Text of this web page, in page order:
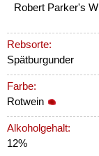
Robert Parker's
Rebsorte:
Spätburgunder
Farbe:
Rotwein
Alkoholgehalt:
12%